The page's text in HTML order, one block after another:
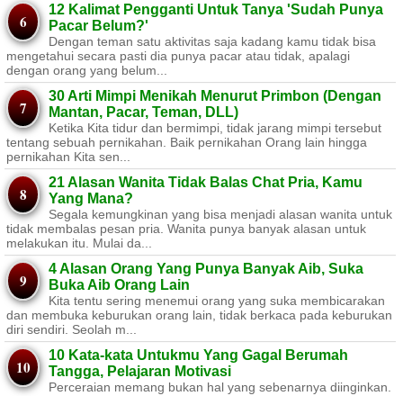
12 Kalimat Pengganti Untuk Tanya 'Sudah Punya
Pacar Belum?'
Dengan teman satu aktivitas saja kadang kamu tidak bisa
mengetahui secara pasti dia punya pacar atau tidak, apalagi
dengan orang yang belum...
30 Arti Mimpi Menikah Menurut Primbon (Dengan
Mantan, Pacar, Teman, DLL)
Ketika Kita tidur dan bermimpi, tidak jarang mimpi tersebut
tentang sebuah pernikahan. Baik pernikahan Orang lain hingga
pernikahan Kita sen...
21 Alasan Wanita Tidak Balas Chat Pria, Kamu
Yang Mana?
Segala kemungkinan yang bisa menjadi alasan wanita untuk
tidak membalas pesan pria. Wanita punya banyak alasan untuk
melakukan itu. Mulai da...
4 Alasan Orang Yang Punya Banyak Aib, Suka
Buka Aib Orang Lain
Kita tentu sering menemui orang yang suka membicarakan
dan membuka keburukan orang lain, tidak berkaca pada keburukan
diri sendiri. Seolah m...
10 Kata-kata Untukmu Yang Gagal Berumah
Tangga, Pelajaran Motivasi
Perceraian memang bukan hal yang sebenarnya diinginkan.